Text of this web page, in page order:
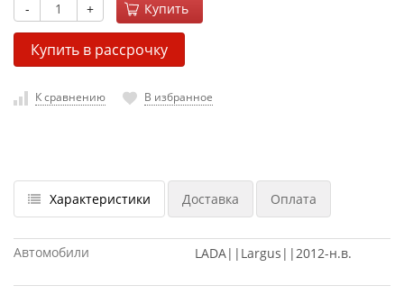
- + Купить
Купить в рассрочку
К сравнению В избранное
Характеристики Доставка Оплата
Автомобили LADA||Largus||2012-н.в.